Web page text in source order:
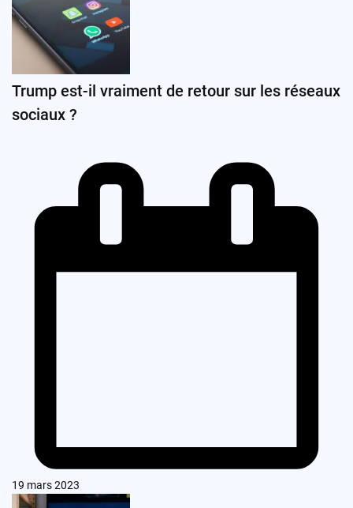
Trump est-il vraiment de retour sur les réseaux
sociaux ?
19 mars 2023